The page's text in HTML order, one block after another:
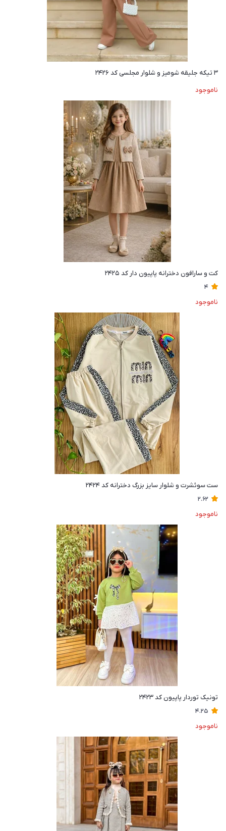
۳ تیکه جلیقه شومیز و شلوار مجلسی کد ۲۴۲۶
ناموجود
کت و سارافون دخترانه پاپیون دار کد ۲۴۲۵
4
ناموجود
ست سوئشرت و شلوار سایز بزرگ دخترانه کد ۲۴۲۴
2.62
ناموجود
تونیک توردار پاپیون کد ۲۴۲۳
4.25
ناموجود